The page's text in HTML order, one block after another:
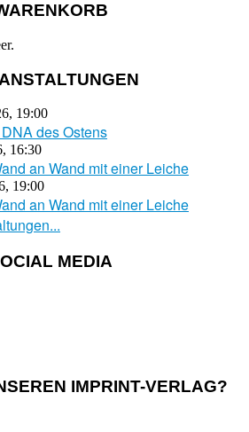
, 19:00
des Ostens
, 16:30
an Wand mit einer Leiche
, 19:00
an Wand mit einer Leiche
MEDIA
IMPRINT-VERLAG?